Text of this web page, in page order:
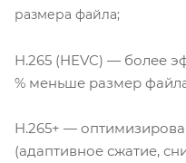
размера файла;
H.265 (HEVC) — более
% меньше размер
H.265+ —
(адаптивное сжатие,